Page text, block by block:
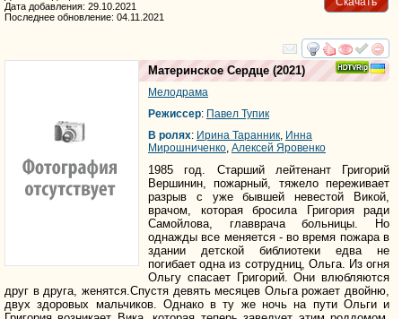
Дата добавления: 29.10.2021
Последнее обновление: 04.11.2021
смотреть
Материнское Сердце (2021)
Мелодрама
Режиссер: Павел Тупик
В ролях: Ирина Таранник Инна
Мирошниченко Алексей Яровенко
1985 год. Старший лейтенант Григорий
Вершинин, пожарный, тяжело переживает
разрыв с уже бывшей невестой Викой,
врачом, которая бросила Григория ради
Самойлова, главврача больницы. Но
однажды все меняется - во время пожара в
здании детской библиотеки едва не
погибает одна из сотрудниц, Ольга. Из огня
Ольгу спасает Григорий. Они влюбляются
друг в друга, женятся.Спустя девять месяцев Ольга рожает двойню,
двух здоровых мальчиков. Однако в ту же ночь на пути Ольги и